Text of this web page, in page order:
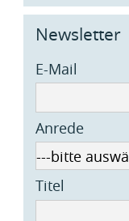
Newsletter
E-Mail
Anrede
Titel